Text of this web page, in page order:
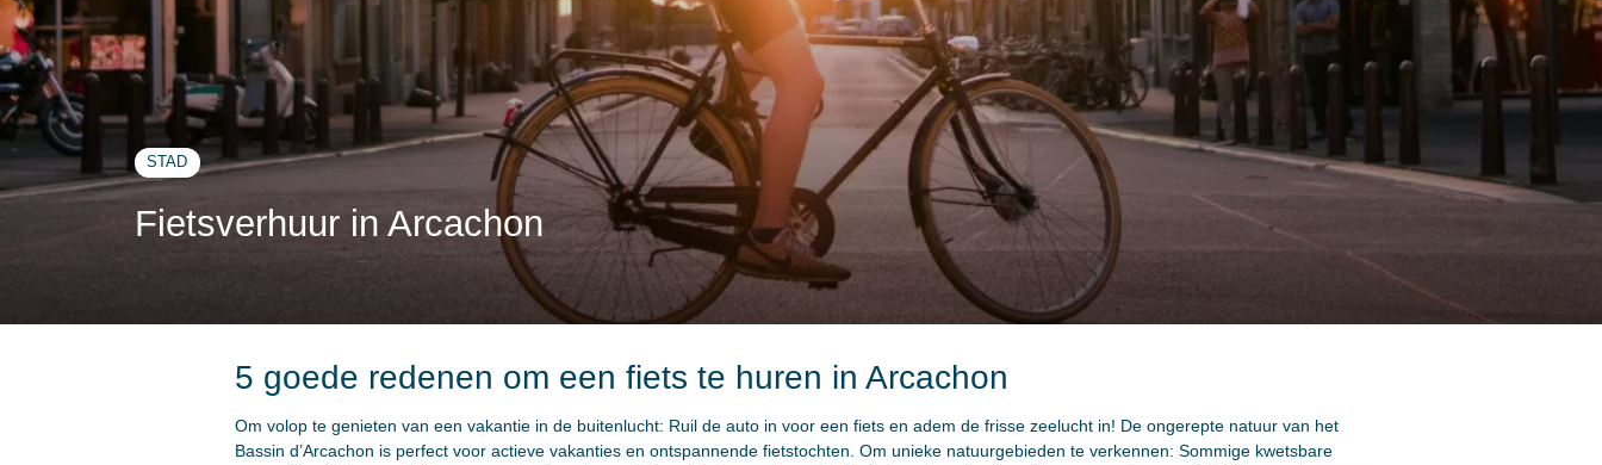
STAD
Fietsverhuur in Arcachon
5 goede redenen om een fiets te huren in Arcachon
Om volop te genieten van een vakantie in de buitenlucht: Ruil de auto in voor een fiets en adem de frisse zeelucht in! De ongerepte natuur van het
Bassin d’Arcachon is perfect voor actieve vakanties en ontspannende fietstochten. Om unieke natuurgebieden te verkennen: Sommige kwetsbare